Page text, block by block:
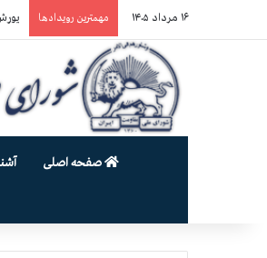
۱۶ مرداد ۱۴۰۵ مهمترین رویدادها یورش
صفحه اصلی